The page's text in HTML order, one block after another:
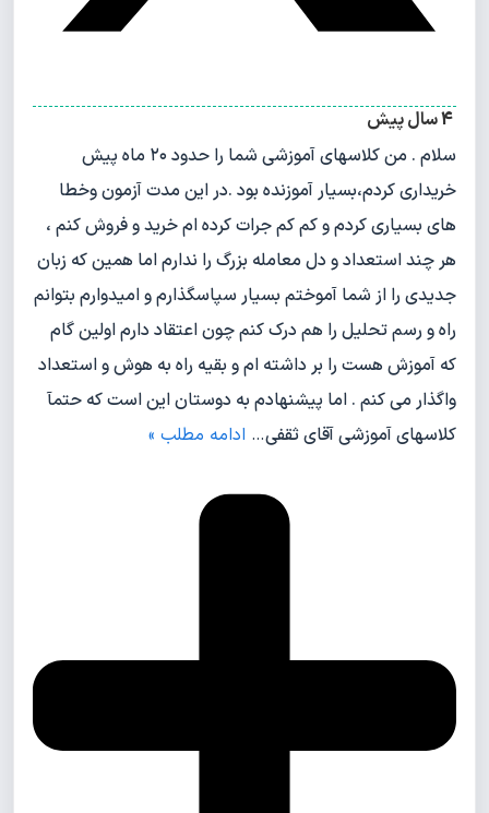
سلام . من کلاسهای آموزشی شما را حدود ۲۰ ماه پیش
خریداری کردم،بسیار آموزنده بود .در این مدت آزمون وخطا
های بسیاری کردم و کم کم جرات کرده ام خرید و فروش کنم ،
هر چند استعداد و دل معامله بزرگ را ندارم اما همین که زبان
جدیدی را از شما آموختم بسیار سپاسگذارم و امیدوارم بتوانم
راه و رسم تحلیل را هم درک کنم چون اعتقاد دارم اولین گام
که آموزش هست را بر داشته ام و بقیه راه به هوش و استعداد
واگذار می کنم . اما پیشنهادم به دوستان این است که حتمآ
کلاسهای آموزشی آقای ثقفی… ادامه مطلب »